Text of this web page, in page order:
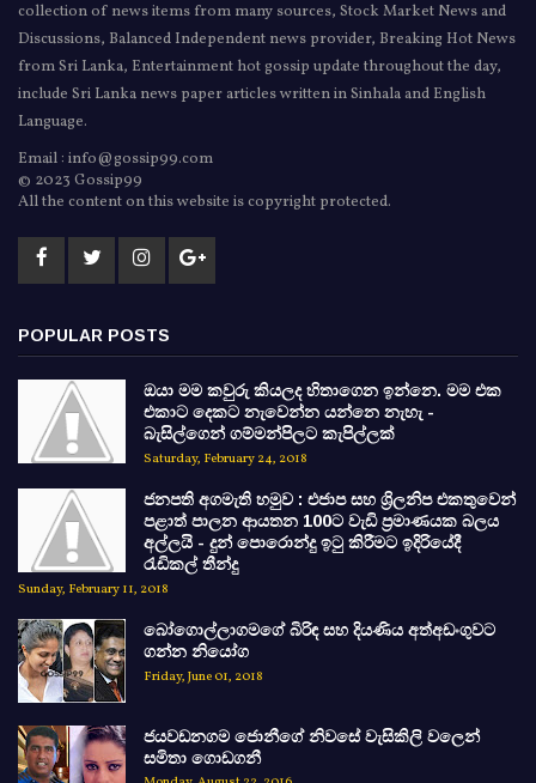
collection of news items from many sources, Stock Market News and
Discussions, Balanced Independent news provider, Breaking Hot News
from Sri Lanka, Entertainment hot gossip update throughout the day,
include Sri Lanka news paper articles written in Sinhala and English
Language.
Email : info@gossip99.com
© 2023 Gossip99
All the content on this website is copyright protected.
POPULAR POSTS
ඔයා මම කවුරු කියලද හිතාගෙන ඉන්නෙ. මම එක
එකාට දෙකට නැවෙන්න යන්නෙ නැහැ -
බැසිල්ගෙන් ගම්මන්පිලට කැපිල්ලක්
Saturday, February 24, 2018
ජනපති අගමැති හමුව : එජාප සහ ශ්‍රිලනිප එකතුවෙන්
පළාත් පාලන ආයතන 100ට වැඩි ප්‍රමාණයක බලය
අල්ලයි - දුන් පොරොන්දු ඉටු කිරීමට ඉදිරියේදී
රැඩිකල් තීන්දු
Sunday, February 11, 2018
බෝගොල්ලාගමගේ බිරිඳ සහ දියණිය අත්අඩංගුවට
ගන්න නියෝග
Friday, June 01, 2018
ජයවඩනගම ජොනීගේ නිවසේ වැසිකිලි වලෙන්
සමිතා ගොඩගනී